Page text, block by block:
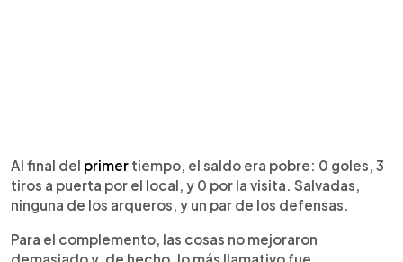
Al final del primer tiempo, el saldo era pobre: 0 goles, 3
tiros a puerta por el local, y 0 por la visita. Salvadas,
ninguna de los arqueros, y un par de los defensas.
Para el complemento, las cosas no mejoraron